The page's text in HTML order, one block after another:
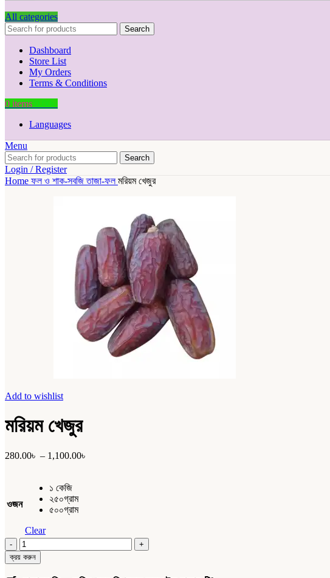
All categories
Search
Dashboard
Store List
My Orders
Terms & Conditions
0 items
Languages
Menu
Search
Login / Register
Home ফল ও শাক-সবজিতাজা-ফলমরিয়ম খেজুর
Add to wishlist
মরিয়ম খেজুর
280.00৳ – 1,100.00৳
ওজন
১ কেজি
২৫০গ্রাম
৫০০গ্রাম
Clear
মরিয়ম
খেজুর
quantity
ক্রয় করুন